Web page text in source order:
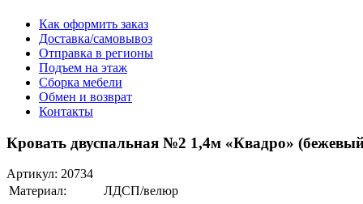
Как оформить заказ
Доставка/самовывоз
Отправка в регионы
Подъем на этаж
Сборка мебели
Обмен и возврат
Контакты
Кровать двуспальная №2 1,4м «Квадро»
Артикул: 20734
Материал:
ЛДСП/велюр